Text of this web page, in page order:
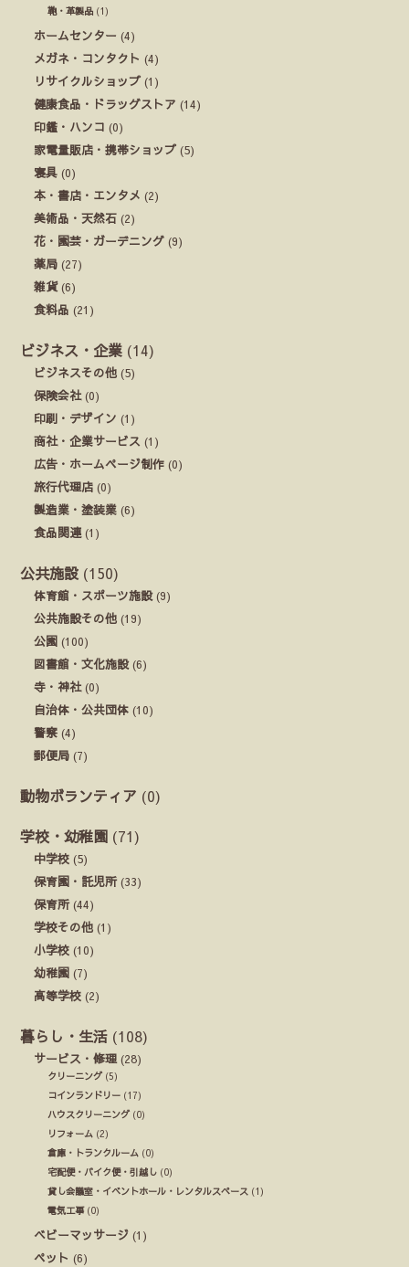
鞄・革製品 (1)
ホームセンター (4)
メガネ・コンタクト (4)
リサイクルショップ (1)
健康食品・ドラッグストア (14)
印鑑・ハンコ (0)
家電量販店・携帯ショップ (5)
寝具 (0)
本・書店・エンタメ (2)
美術品・天然石 (2)
花・園芸・ガーデニング (9)
薬局 (27)
雑貨(6)
食料品 (21)
ビジネス・企業 (14)
ビジネスその他 (5)
保険会社(0)
印刷・デザイン (1)
商社・企業サービス (1)
広告・ホームページ制作 (0)
旅行代理店 (0)
製造業・塗装業 (6)
食品関連 (1)
公共施設 (150)
体育館・スポーツ施設(9)
公共施設その他 (19)
公園 (100)
図書館・文化施設(6)
寺・神社(0)
自治体・公共団体 (10)
警察 (4)
郵便局 (7)
動物ボランティア (0)
学校・幼稚園 (71)
中学校 (5)
保育園・託児所(33)
保育所(44)
学校その他 (1)
小学校 (10)
幼稚園 (7)
高等学校 (2)
暮らし・生活 (108)
サービス・修理 (28)
クリーニング(5)
コインランドリー (17)
ハウスクリーニング(0)
リフォーム (2)
倉庫・トランクルーム (0)
宅配便・バイク便・引越し (0)
貸し会議室・イベントホール・レンタルスペース (1)
電気工事(0)
ベビーマッサージ (1)
ペット (6)